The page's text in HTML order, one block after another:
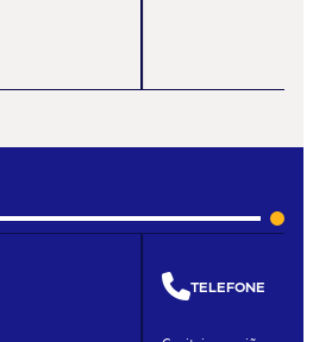
TELEFONE